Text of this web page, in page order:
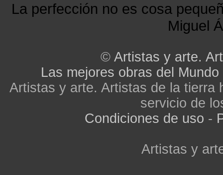
La perfección no es cosa
Miguel
© Artistas y arte.
Las mejores obras del Mundo
Artistas y arte. Artistas de la tierra
servicio de
Condiciones de uso -
Artistas y